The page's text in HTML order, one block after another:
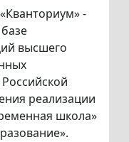
-
высшего
реализации
школа»